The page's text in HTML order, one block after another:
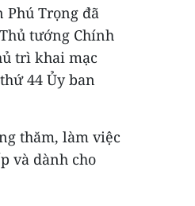
Phú Trọng đã
tướng Chính
trì khai mạc
44 Ủy ban
thăm, làm việc
và dành cho